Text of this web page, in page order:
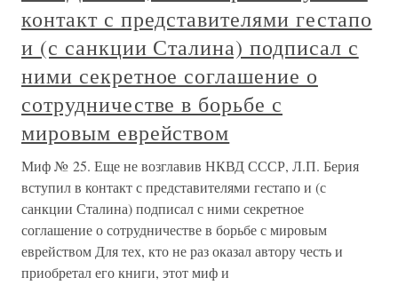
контакт с представителями гестапо
и (с санкции Сталина) подписал с
ними секретное соглашение о
сотрудничестве в борьбе с
мировым еврейством
Миф № 25. Еще не возглавив НКВД СССР, Л.П. Берия
вступил в контакт с представителями гестапо и (с
санкции Сталина) подписал с ними секретное
соглашение о сотрудничестве в борьбе с мировым
еврейством Для тех, кто не раз оказал автору честь и
приобретал его книги, этот миф и